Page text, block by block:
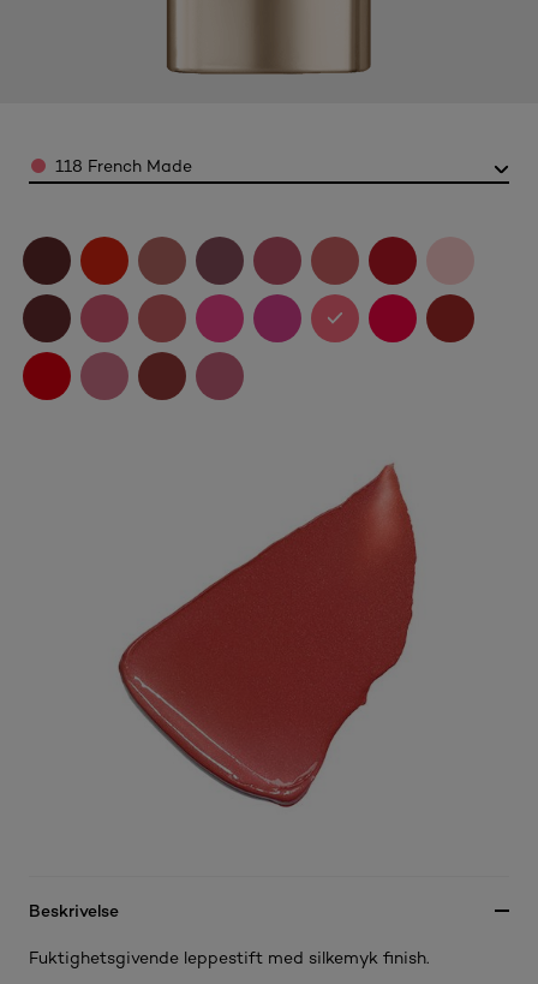
Color118 French Made
Beskrivelse
Fuktighetsgivende leppestift med silkemyk finish.